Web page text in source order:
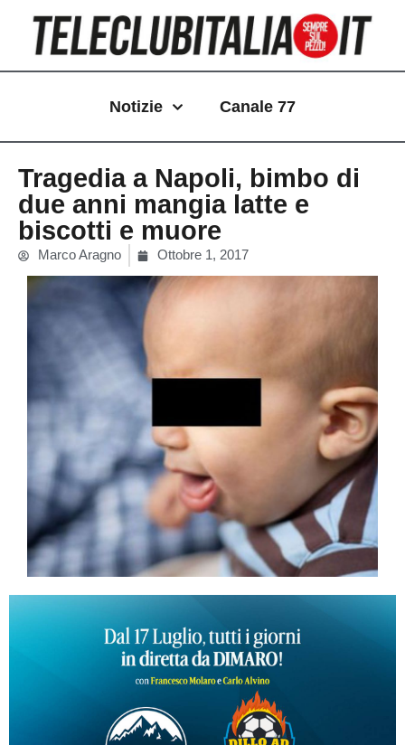
contenuto
Notizie Canale 77
Tragedia a Napoli, bimbo di
due anni mangia latte e
biscotti e muore
Marco Aragno Ottobre 1, 2017